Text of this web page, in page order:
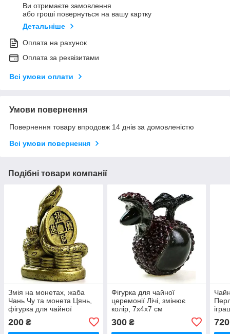
Ви отримаєте замовлення
або гроші повернуться на вашу картку
Детальніше
Оплата на рахунок
Оплата за реквізитами
Всі умови оплати
Умови повернення
Повернення товару впродовж 14 днів за домовленістю
Всі умови повернення
Подібні товари компанії
Змія на монетах, жаба
Чань Чу та монета Цянь,
фігурка для чайної
200 ₴
Фігурка для чайної
церемонії Лічі, змінює
колір, 7х4х7 см
300₴ 720